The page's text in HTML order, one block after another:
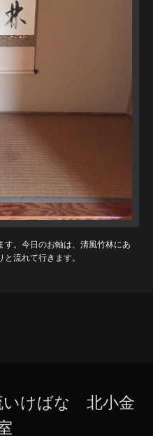
す。今日のお軸は、清風竹林にあ
流れて行きます。
いけばな 北小金